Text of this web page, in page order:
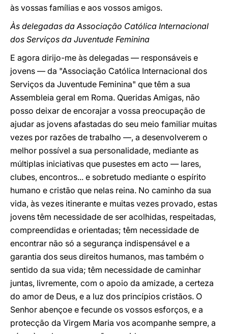
às vossas famílias e aos vossos amigos.
Às delegadas da Associação Católica Internacional
dos Serviços da Juventude Feminina
E agora dirijo-me às delegadas — responsáveis e
jovens — da "Associação Católica Internacional dos
Serviços da Juventude Feminina" que têm a sua
Assembleia geral em Roma. Queridas Amigas, não
posso deixar de encorajar a vossa preocupação de
ajudar as jovens afastadas do seu meio familiar muitas
vezes por razões de trabalho —, a desenvolverem o
melhor possível a sua personalidade, mediante as
múltiplas iniciativas que pusestes em acto — lares,
clubes, encontros... e sobretudo mediante o espírito
humano e cristão que nelas reina. No caminho da sua
vida, às vezes itinerante e muitas vezes provado, estas
jovens têm necessidade de ser acolhidas, respeitadas,
compreendidas e orientadas; têm necessidade de
encontrar não só a segurança indispensável e a
garantia dos seus direitos humanos, mas também o
sentido da sua vida; têm necessidade de caminhar
juntas, livremente, com o apoio da amizade, a certeza
do amor de Deus, e a luz dos princípios cristãos. O
Senhor abençoe e fecunde os vossos esforços, e a
protecção da Virgem Maria vos acompanhe sempre, a